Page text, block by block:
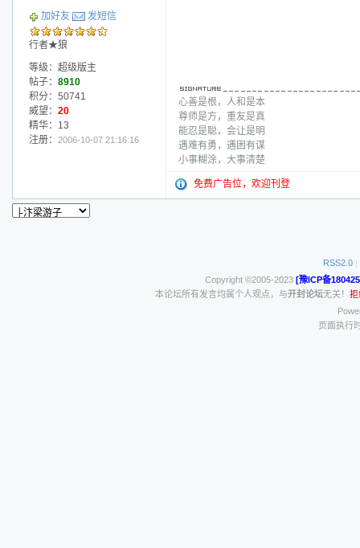
加好友 发短信
行者★狼
等级：超级版主
帖子： 8910
积分：50741
威望： 20
精华：13
注册： 2006-10-07 21:16:16
心善是根，人和是本
尊师是方，重友是真
能忍是聪，会让是明
遇难有勇，遇困有谋
小事糊涂，大事清楚
免费广告位，欢迎刊登
RSS2.0 |
Copyright ©2005-2023 [豫ICP备
本论坛所有发言均属个人观点，与开封论坛无关！ 拒
页面执行